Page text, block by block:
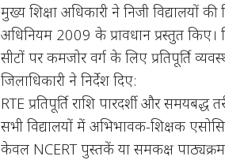
मुख्य शिक्षा अधिकारी ने निजी विद्यालयों
अधिनियम 2009 के प्रावधान प्रस्तुत
सीटों पर कमजोर वर्ग के लिए प्रतिपूर्ति
जिलाधिकारी ने निर्देश दिए:
RTE प्रतिपूर्ति राशि पारदर्शी और
सभी विद्यालयों में अभिभावक-शिक्षक
केवल NCERT पुस्तकें या समकक्ष पाठ्यक्रम